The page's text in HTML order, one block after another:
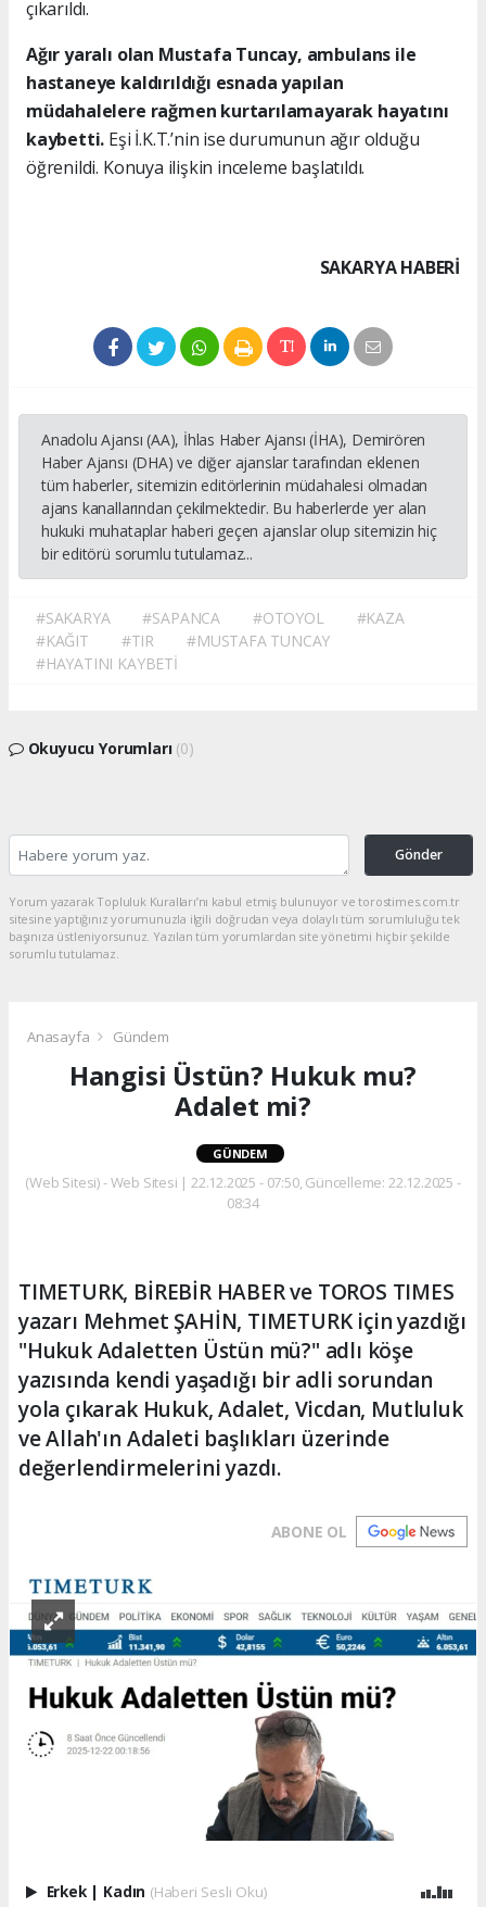
çıkarıldı.
Ağır yaralı olan Mustafa Tuncay, ambulans ile
hastaneye kaldırıldığı esnada yapılan
müdahalelere rağmen kurtarılamayarak hayatını
kaybetti. Eşi İ.K.T.’nin ise durumunun ağır olduğu
öğrenildi. Konuya ilişkin inceleme başlatıldı.
SAKARYA HABERİ
Anadolu Ajansı (AA), İhlas Haber Ajansı (İHA), Demirören
Haber Ajansı (DHA) ve diğer ajanslar tarafından eklenen
tüm haberler, sitemizin editörlerinin müdahalesi olmadan
ajans kanallarından çekilmektedir. Bu haberlerde yer alan
hukuki muhataplar haberi geçen ajanslar olup sitemizin hiç
bir editörü sorumlu tutulamaz...
#SAKARYA #SAPANCA #OTOYOL
#KAZA
#KAĞIT
#TIR
#MUSTAFA TUNCAY
#HAYATINI KAYBETİ
Okuyucu Yorumları (0)
Gönder
Yorum yazarak Topluluk Kuralları’nı kabul etmiş bulunuyor ve torostimes.com.tr
sitesine yaptığınız yorumunuzla ilgili doğrudan veya dolaylı tüm sorumluluğu tek
başınıza üstleniyorsunuz. Yazılan tüm yorumlardan site yönetimi hiçbir şekilde
sorumlu tutulamaz.
Anasayfa Gündem
Hangisi Üstün? Hukuk mu?
Adalet mi?
GÜNDEM
(Web Sitesi) - Web Sitesi | 22.12.2025 - 07:50, Güncelleme: 22.12.2025 -
08:34
TIMETURK, BİREBİR HABER ve TOROS TIMES
yazarı Mehmet ŞAHİN, TIMETURK için yazdığı
"Hukuk Adaletten Üstün mü?" adlı köşe
yazısında kendi yaşadığı bir adli sorundan
yola çıkarak Hukuk, Adalet, Vicdan, Mutluluk
ve Allah'ın Adaleti başlıkları üzerinde
değerlendirmelerini yazdı.
ABONE OL
Erkek | Kadın (Haberi Sesli Oku)